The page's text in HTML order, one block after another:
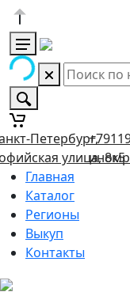
Петербург,
улица, 8к5
Главная
Каталог
Регионы
Выкуп
Контакты